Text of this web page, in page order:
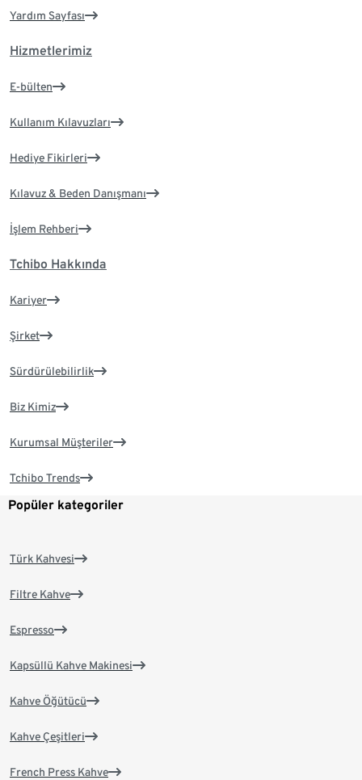
Yardım Sayfası
Hizmetlerimiz
E-bülten
Kullanım Kılavuzları
Hediye Fikirleri
Kılavuz & Beden Danışmanı
İşlem Rehberi
Tchibo Hakkında
Kariyer
Şirket
Sürdürülebilirlik
Biz Kimiz
Kurumsal Müşteriler
Tchibo Trends
Popüler kategoriler
Türk Kahvesi
Filtre Kahve
Espresso
Kapsüllü Kahve Makinesi
Kahve Öğütücü
Kahve Çeşitleri
French Press Kahve